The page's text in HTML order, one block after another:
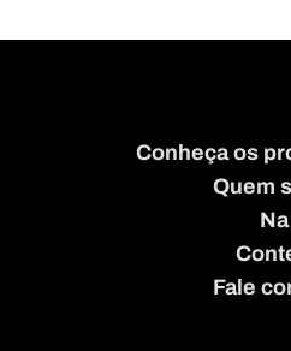
Conheça os
Quem
Fale